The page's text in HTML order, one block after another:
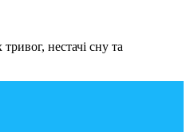
нестачі сну та